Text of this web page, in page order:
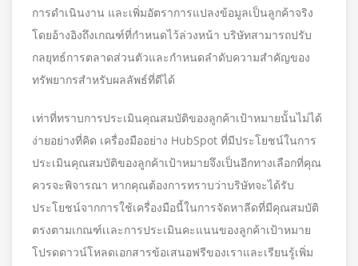
การดำเนินงาน และเพิ่มอัตราการแปลงข้อมูลเป็นลูกค้าจริง
โดยอ้างอิงถึงเกณฑ์ที่กำหนดไว้ล่วงหน้า บริษัทสามารถปรับ
กลยุทธ์การตลาดส่วนตัวและกำหนดลำดับความสำคัญของ
ทรัพยากรสำหรับผลลัพธ์ที่ดีได้
เท่าที่ทราบการประเมินคุณสมบัติของลูกค้าเป้าหมายนั้นไม่ได้
ง่ายอย่างที่คิด เครื่องมืออย่าง HubSpot ที่มีประโยชน์ในการ
ประเมินคุณสมบัติของลูกค้าเป้าหมายจึงเป็นอีกทางเลือกที่คุณ
ควรจะพิจารณา หากคุณต้องการทราบว่าบริษัทจะได้รับ
ประโยชน์จากการใช้เครื่องมือนี้ในการจัดหาลีดที่มีคุณสมบัติ
ตรงตามเกณฑ์เเละการประเมินคะแนนของลูกค้าเป้าหมาย
โปรดดาวน์โหลดเอกสารข้อเสนอฟรีของเราและเรียนรู้เพิ่ม